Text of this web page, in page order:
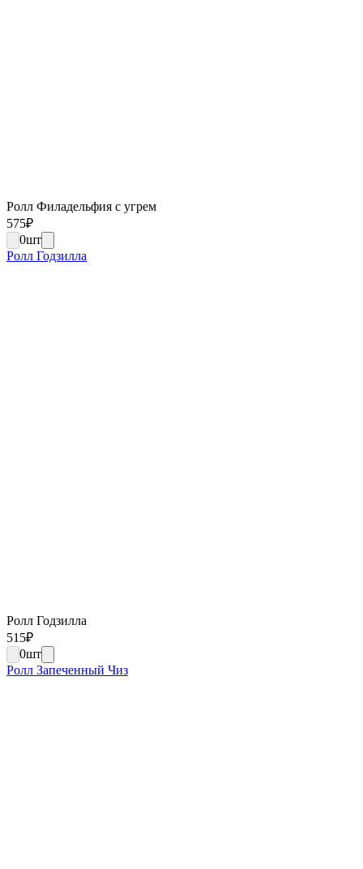
Ролл Филадельфия с угрем
575₽
0шт
Ролл Годзилла
Ролл Годзилла
515₽
0шт
Ролл Запеченный Чиз